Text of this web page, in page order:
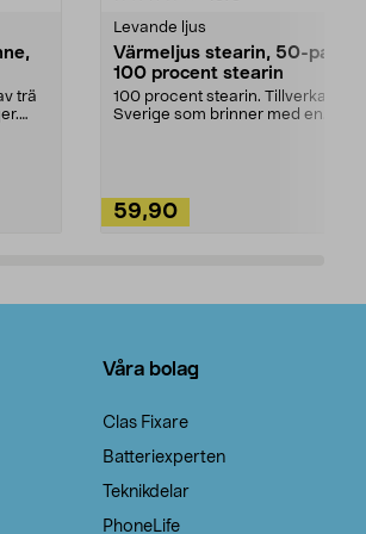
trä
Levande ljus
Värmeljus stearin, 50-pack,
100 procent stearin
100 procent stearin. Tillverkade i
Sverige som brinner med en
59,90
Våra bolag
Clas Fixare
Batteriexperten
Teknikdelar
PhoneLife